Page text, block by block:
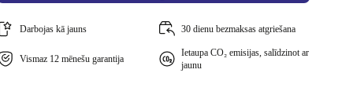
Darbojas kā jauns 30 dienu bezmaksas atgriešana
Vismaz 12 mēnešu garantija
Ietaupa CO₂ emisijas, salīdzinot ar
jaunu